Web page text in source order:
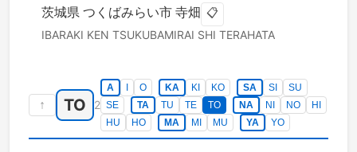
茨城県 つくばみらい市 寺畑 📋
IBARAKI KEN TSUKUBAMIRAI SHI TERAHATA
↑ TO 2
A O KA KI KO SA SI
SU
SE
TA TU TE TO NA NI NO
HI
HU
HO MA MI MU YA YO